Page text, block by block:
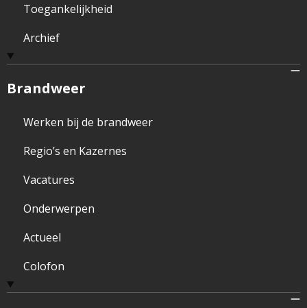
Toegankelijkheid
Archief
Brandweer
Werken bij de brandweer
Regio’s en Kazernes
Vacatures
Onderwerpen
Actueel
Colofon